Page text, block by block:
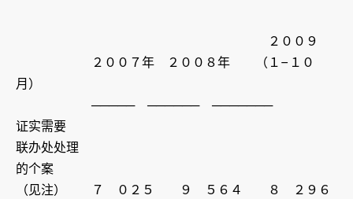
２００９
２００７年 ２００８年 （１–１０
月）
───── ────── ───────
证实需要
联办处处理
的个案
（见注） ７ ０２５ ９ ５６４ ８ ２９６